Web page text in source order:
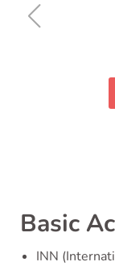
Basic
INN